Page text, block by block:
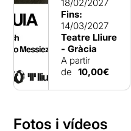
18/02/2027
Fins:
14/03/2027
Teatre Lliure
- Gràcia
A partir
de 10,00€
Fotos i vídeos